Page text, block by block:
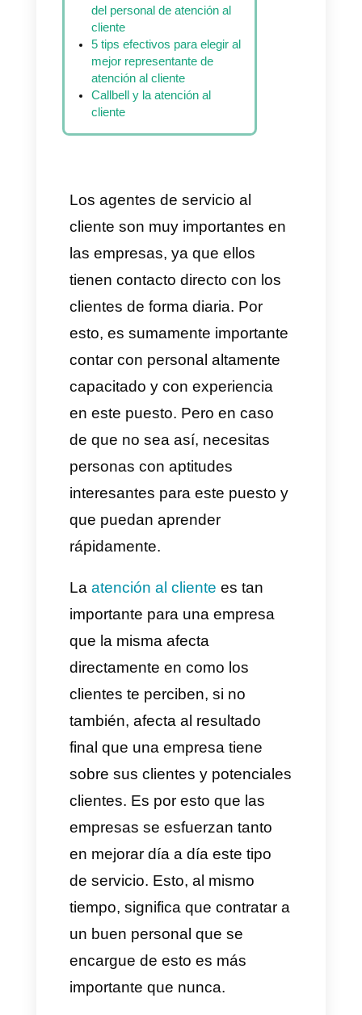
Indice
Elige lo que necesitas de un
representante de atención al
cliente
Decide cuáles serán los
deberes y responsabilidades
del personal de atención al
mejor representante de
atención al cliente
cliente
Los agentes de servicio al
cliente son muy importantes en
las empresas, ya que ellos
tienen contacto directo con los
clientes de forma diaria. Por
esto, es sumamente importante
capacitado y con experiencia
en este puesto. Pero en caso
de que no sea así, necesitas
personas con aptitudes
interesantes para este puesto y
que puedan aprender
rápidamente.
Laatención al clientees tan
importante para una empresa
que la misma afecta
directamente en como los